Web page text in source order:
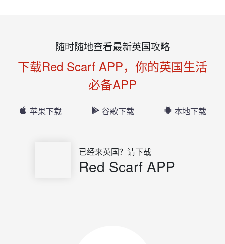
随时随地查看最新英国攻略
下载Red Scarf APP，你的英国生活
必备APP
苹果下载 谷歌下载 本地下载
已经来英国？请下载
Red Scarf APP